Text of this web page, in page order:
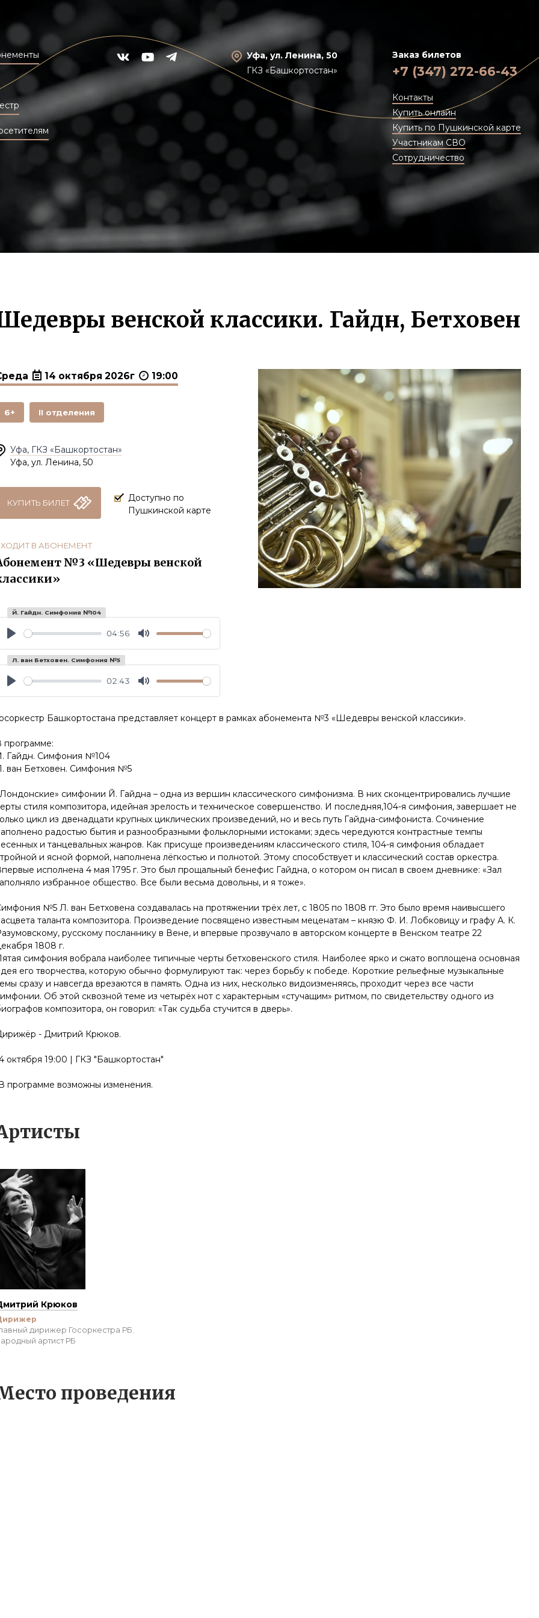
Уфа, ул. Ленина, 50
ГКЗ «Башкортостан»
Заказ билетов
+7 (347) 272-66-43
Контакты
Купить онлайн
Купить по Пушкинской карте
Участникам СВО
Сотрудничество
венской классики. Гайдн, Бетховен
14 октября 2026г 19:00
6+ II отделения
Уфа, ГКЗ «Башкортостан»
Уфа, ул. Ленина, 50
КУПИТЬ БИЛЕТ
Доступно по
Пушкинской карте
В АБОНЕМЕНТ
№3 «Шедевры венской
04:56
Й. Гайдн. Симфония №104
02:43
Л. ван Бетховен. Симфония №5
Башкортостана представляет концерт в рамках абонемента №3 «Шедевры венской классики».
программе:
Гайдн. Симфония №104
ван Бетховен. Симфония №5
симфонии Й. Гайдна – одна из вершин классического симфонизма. В них сконцентрировались лучшие
стиля композитора, идейная зрелость и техническое совершенство. И последняя,104-я симфония, завершает не
цикл из двенадцати крупных циклических произведений, но и весь путь Гайдна-симфониста. Сочинение
радостью бытия и разнообразными фольклорными истоками; здесь чередуются контрастные темпы
и танцевальных жанров. Как присуще произведениям классического стиля, 104-я симфония обладает
и ясной формой, наполнена лёгкостью и полнотой. Этому способствует и классический состав оркестра.
исполнена 4 мая 1795 г. Это был прощальный бенефис Гайдна, о котором он писал в своем дневнике: «Зал
избранное общество. Все были весьма довольны, и я тоже».
№5 Л. ван Бетховена создавалась на протяжении трёх лет, с 1805 по 1808 гг. Это было время наивысшего
таланта композитора. Произведение посвящено известным меценатам – князю Ф. И. Лобковицу и графу А. К.
русскому посланнику в Вене, и впервые прозвучало в авторском концерте в Венском театре 22
1808 г.
симфония вобрала наиболее типичные черты бетховенского стиля. Наиболее ярко и сжато воплощена основная
его творчества, которую обычно формулируют так: через борьбу к победе. Короткие рельефные музыкальные
сразу и навсегда врезаются в память. Одна из них, несколько видоизменяясь, проходит через все части
Об этой сквозной теме из четырёх нот с характерным «стучащим» ритмом, по свидетельству одного из
композитора, он говорил: «Так судьба стучится в дверь».
- Дмитрий Крюков.
октября 19:00 | ГКЗ "Башкортостан"
программе возможны изменения.
Крюков
дирижер Госоркестра РБ.
артист РБ
проведения